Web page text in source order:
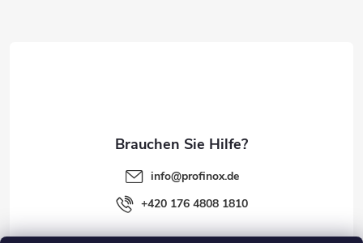
info@profinox.de
+420 176 4808 1810